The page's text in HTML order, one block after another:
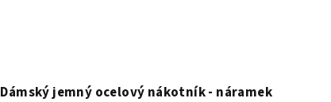
Dámský jemný ocelový nákotník - náramek